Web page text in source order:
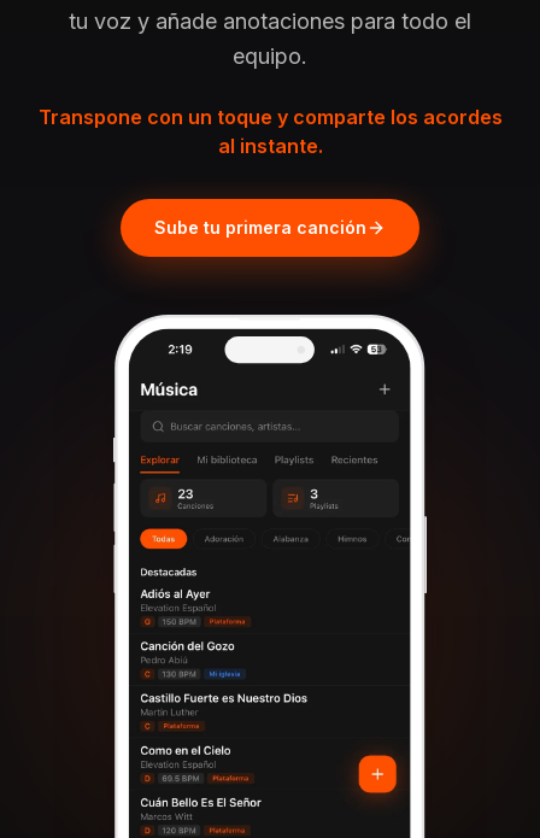
tu voz y añade anotaciones para todo el
equipo.
Transpone con un toque y comparte los acordes
al instante.
Sube tu primera canción